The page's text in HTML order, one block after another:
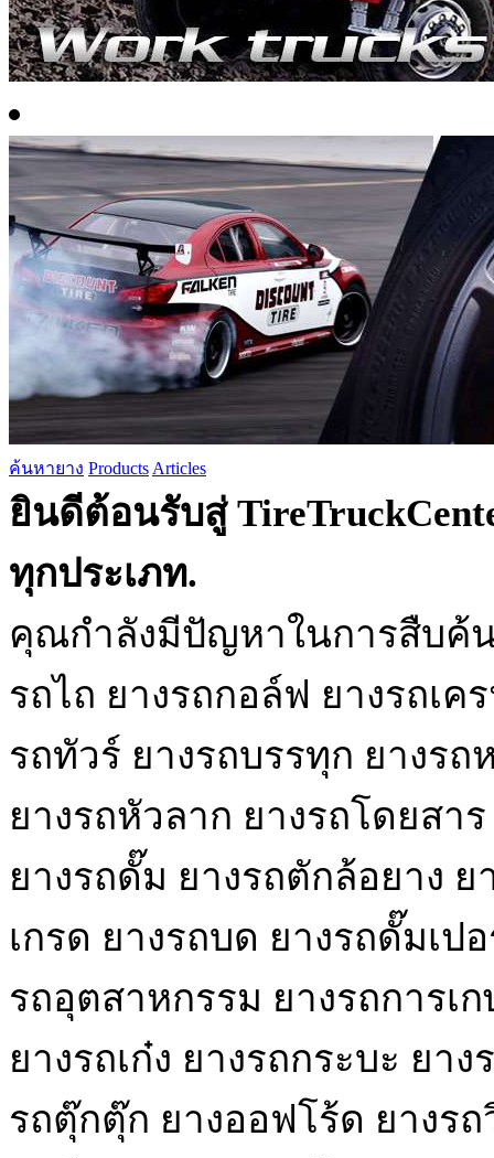
ค้นหายาง Products Articles
ยินดีต้อนรับสู่
ทุกประเภท.
คุณกำลังมีปัญหาในการสืบค้
รถไถ ยางรถกอล์ฟ ยางรถเค
รถทัวร์ ยางรถบรรทุก ยางรถ
ยางรถหัวลาก ยางรถโดยสา
ยางรถดั๊ม ยางรถตักล้อยาง ย
เกรด ยางรถบด ยางรถดั๊มเ
รถอุตสาหกรรม ยางรถการเ
ยางรถเก๋ง ยางรถกระบะ ยา
รถตุ๊กตุ๊ก ยางออฟโร้ด ยางร